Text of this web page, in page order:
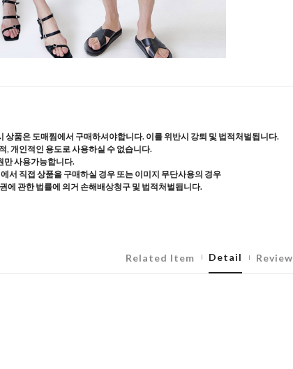
상품은 도매찜에서 구매하셔야합니다. 이를 위반시 강퇴 및 법적처벌됩니다.
, 개인적인 용도로 사용하실 수 없습니다.
만 사용가능합니다.
서 직접 상품을 구매하실 경우 또는 이미지 무단사용의 경우
에 관한 법률에 의거 손해배상청구 및 법적처벌됩니다.
Related Item Detail Review